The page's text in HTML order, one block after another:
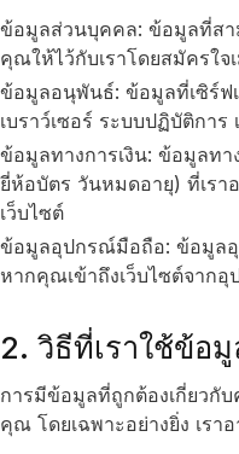
ข้อมูลส่วนบุคคล: ข้อมูลที่สา
คุณให้ไว้กับเราโดยสมัครใจ
ข้อมูลอนุพันธ์: ข้อมูลที่เซิร์ฟ
เบราว์เซอร์ ระบบปฏิบัติกา
ข้อมูลทางการเงิน: ข้อมูลทา
ยี่ห้อบัตร วันหมดอายุ) ที่เรา
เว็บไซต์
ข้อมูลอุปกรณ์มือถือ: ข้อมูล
หากคุณเข้าถึงเว็บไซต์จาก
2. วิธีที่เราใช้ข้อ
การมีข้อมูลที่ถูกต้องเกี่ยวกั
คุณ โดยเฉพาะอย่างยิ่ง เรา